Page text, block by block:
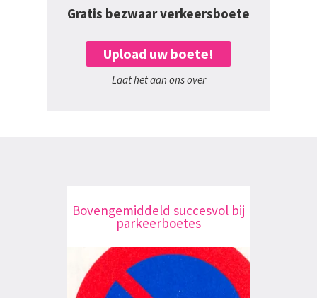
Gratis bezwaar verkeersboete
Upload uw boete!
Laat het aan ons over
Bovengemiddeld succesvol bij
parkeerboetes